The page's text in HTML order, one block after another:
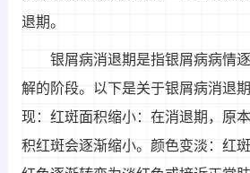
退期。
银屑病消退期是指银屑病病情
解的阶段。以下是关于银屑病消退
现：红斑面积缩小：在消退期，原
积红斑会逐渐缩小。颜色变淡：红